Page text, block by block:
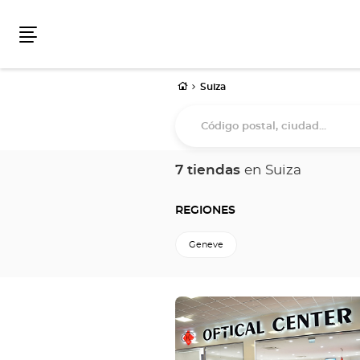
InicioSuiza
postal,
7 tiendas en Suiza
REGIONES
Geneve
Pulse
ENTER
para
obtener